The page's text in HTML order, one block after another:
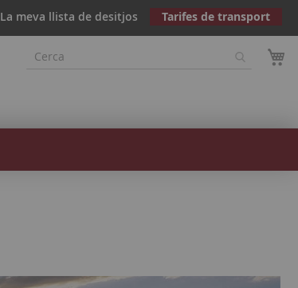
La meva llista de desitjos Tarifes de transport